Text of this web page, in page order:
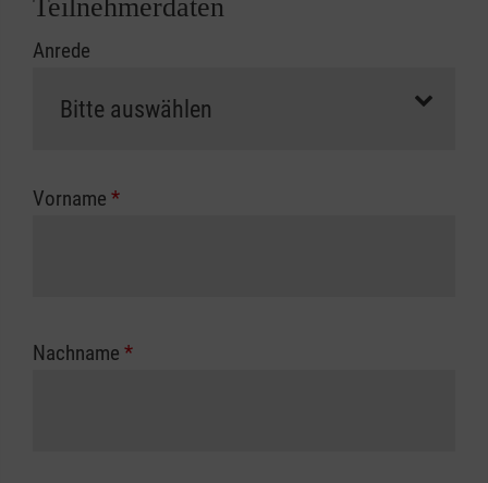
erfolgt eine Abrechnung der vollen Kursgebühr
Die notwendigen Formulare für die
zuständigen Berufsgenossenschaft oder
Teilnehmerdaten
Anrede
Vorname *
Nachname *